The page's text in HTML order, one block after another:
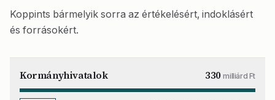
Koppints bármelyik sorra az értékelésért, indoklásért
és forrásokért.
Kormányhivatalok 330milliárd Ft